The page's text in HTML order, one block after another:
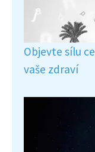
Objevte sílu
vaše zdraví